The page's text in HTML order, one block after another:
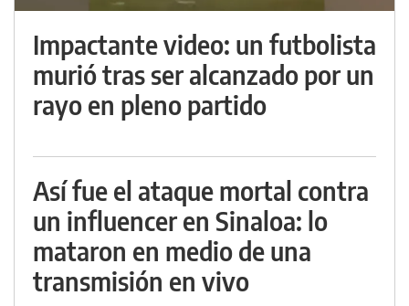
Impactante video: un futbolista
murió tras ser alcanzado por un
rayo en pleno partido
Así fue el ataque mortal contra
un influencer en Sinaloa: lo
mataron en medio de una
transmisión en vivo